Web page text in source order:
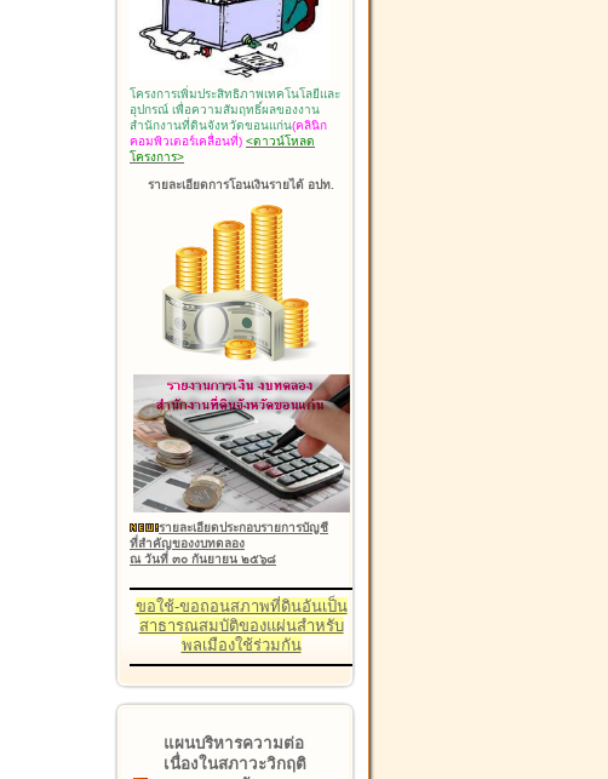
โครงการเพิ่มประสิทธิภาพเทคโนโลยีและ
อุปกรณ์ เพื่อความสัมฤทธิ์ผลของงาน
สำนักงานที่ดินจังหวัดขอนแก่น(คลินิก
คอมพิวเตอร์เคลื่อนที่) <ดาวน์โหลด
โครงการ>
รายละเอียดการโอนเงินรายได้ อปท.
รายละเอียดประกอบรายการบัญชี
ที่สำคัญของงบทดลอง
ณ วันที่ ๓๐ กันยายน ๒๕๖๘
ขอใช้-ขอถอนสภาพที่ดินอันเป็น
สาธารณสมบัติของแผ่นสำหรับ
พลเมืองใช้ร่วมกัน
แผนบริหารความต่อ
เนื่องในสภาวะวิกฤติ